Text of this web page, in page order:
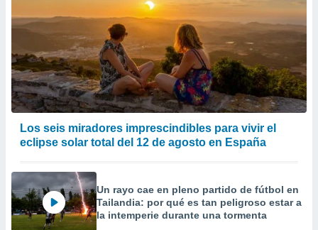
Los seis miradores imprescindibles para vivir el
eclipse solar total del 12 de agosto en España
Un rayo cae en pleno partido de fútbol en
Tailandia: por qué es tan peligroso estar a
la intemperie durante una tormenta